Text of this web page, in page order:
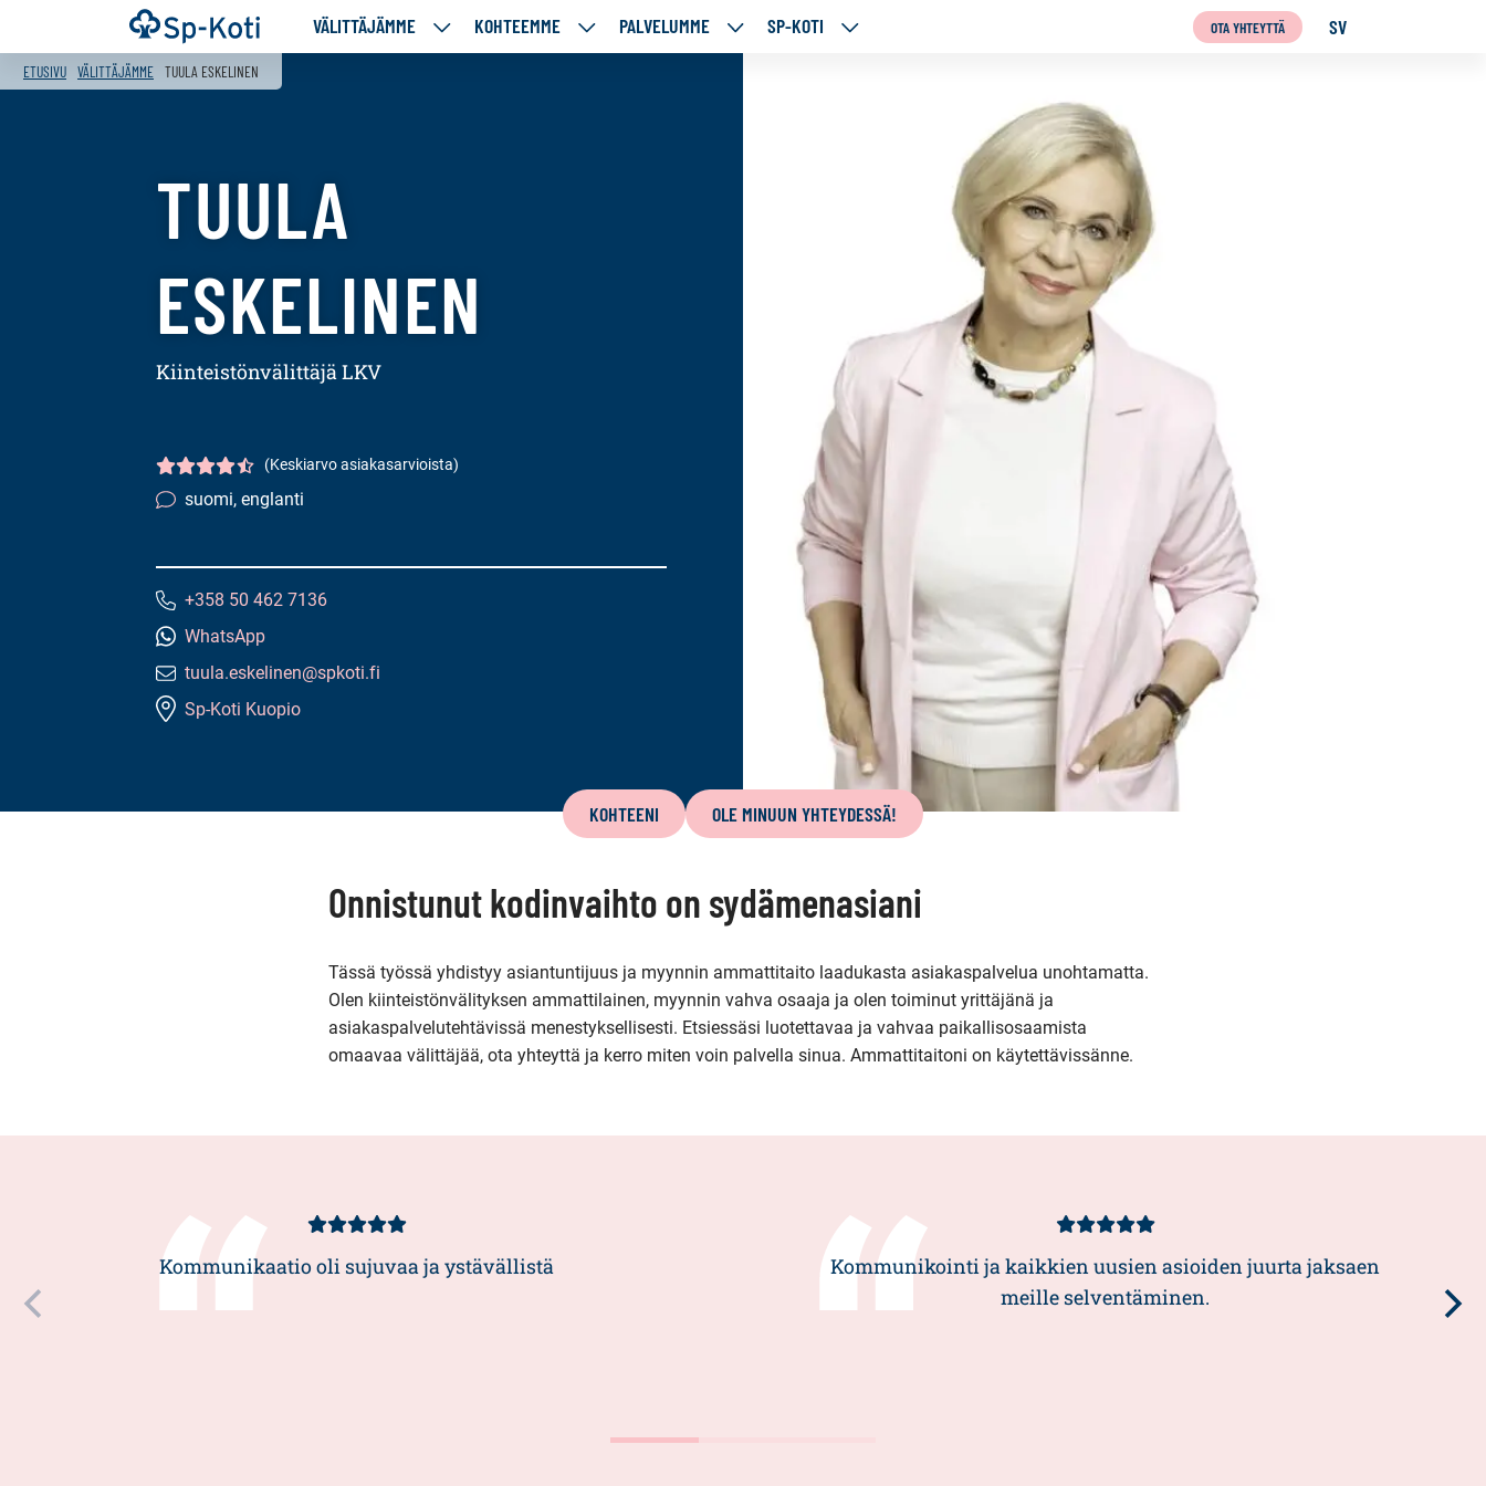
Siirry
sisältöön
Etusivu VÄLITTÄJÄMME
VÄLITTÄJÄMME
KOHTEEMME
KOHTEEMME
PALVELUMME
PALVELUMME
SP-KOTI
SP-
OTA YHTEYTTÄ SV
SVENSKA
ETUSIVU VÄLITTÄJÄMME TUULA ESKELINEN
TUULA
ESKELINEN
Kiinteistönvälittäjä LKV
Asiakasarvio
4.5/5
(Keskiarvo asiakasarvioista)
Kielitaito:
suomi, englanti
Puhelinnumero:
+358 50 462 7136
WhatsApp
Sähköpostiosoite:
tuula.eskelinen@spkoti.fi
Sp-Koti Kuopio
sivun
KOHTEENI OLE MINUUN YHTEYDESSÄ!
Onnistunut kodinvaihto on sydämenasiani
Tässä työssä yhdistyy asiantuntijuus ja myynnin ammattitaito laadukasta asiakaspalvelua unohtamatta.
Olen kiinteistönvälityksen ammattilainen, myynnin vahva osaaja ja olen toiminut yrittäjänä ja
asiakaspalvelutehtävissä menestyksellisesti. Etsiessäsi luotettavaa ja vahvaa paikallisosaamista
omaavaa välittäjää, ota yhteyttä ja kerro miten voin palvella sinua. Ammattitaitoni on käytettävissänne.
Asiakasarvio
5/5
Kommunikaatio oli sujuvaa ja ystävällistä
Asiakasarvio
5/5
Kommunikointi ja kaikkien uusien asioiden juurta jaksaen
meille selventäminen.